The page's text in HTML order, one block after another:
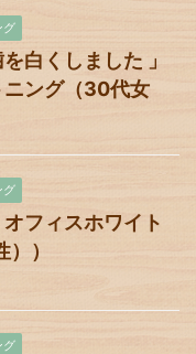
グ
白くしました 」
ニング（30代女
グ
オフィスホワイト
）
グ